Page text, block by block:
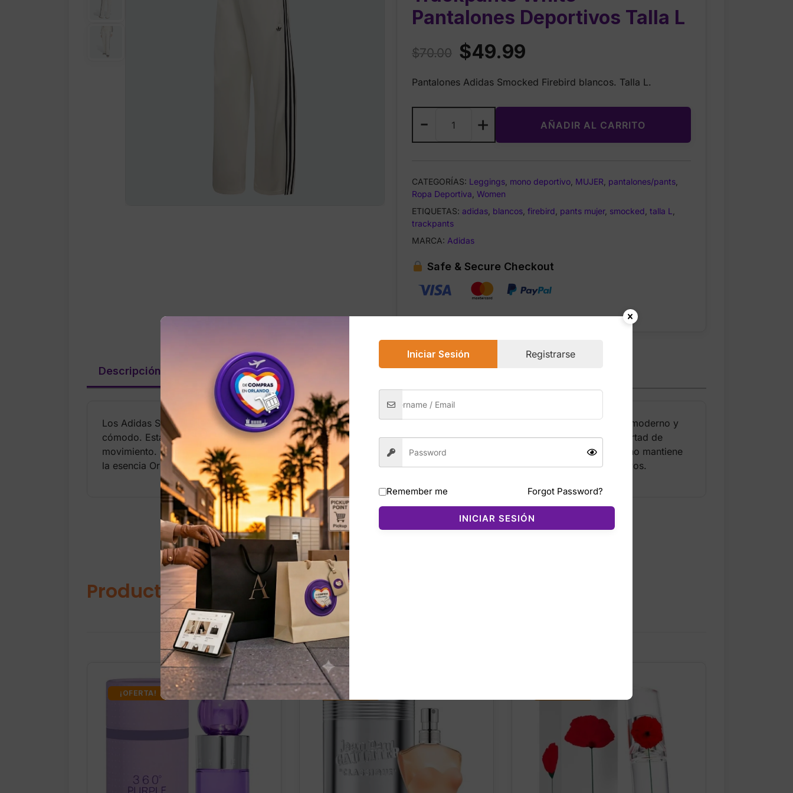
Pantalones Deportivos Talla L
$70.00 Original
was:
$70.00.
$49.99
is:
$49.99.
Pantalones Adidas Smocked Firebird blancos. Talla L.
-
Smocked
Firebird
–
Pantalones
Deportivos
Talla
L
+ AÑADIR AL CARRITO
CATEGORÍAS: Leggings mono deportivo MUJER pantalones/pants
Ropa Deportiva Women
ETIQUETAS: adidas blancos firebird pants mujer, smocked talla L
trackpants
MARCA: Adidas
Safe & Secure Checkout
Descripción Valoraciones (0)
Los Adidas Smocked Firebird Trackpants en color blanco combinan el estilo clásico de la línea Firebird con un diseño moderno y
cómodo. Están confeccionados en tejido tricot de poliéster, suave y resistente, con un ajuste holgado que permite libertad de
movimiento. La pretina elástica smocked ofrece un look distintivo y un ajuste seguro sin sacrificar comodidad. El diseño mantiene
la esencia Originals con un estilo urbano, versátil y fácil de combinar para uso diario, salidas casuales o looks deportivos.
Productos relacionados
¡OFERTA! ¡OFERTA!
Iniciar Sesión Registrarse
Remember me Forgot Password?
INICIAR SESIÓN